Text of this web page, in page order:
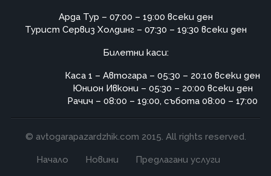
Арда Тур – 07:00 – 19:00 всеки ден
Турист Сервиз Холдинг – 07:30 – 19:30 всеки ден
Билетни каси:
Каса 1 – Автогара – 05:30 – 20:10 всеки ден
Юнион Ивкони – 05:30 – 20:00 всеки ден
Рачич – 08:00 – 19:00, събота 08:00 – 17:00
© avtogarapazardzhik.com 2015. All rights reserved.
Начало Новини Предлагани услуги